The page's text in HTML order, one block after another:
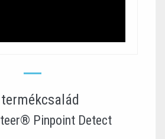
Pinpoint Detect